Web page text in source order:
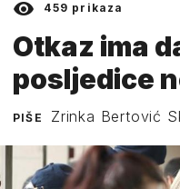
459 prikaza
Otkaz ima
posljedice
PIŠE Zrinka Bertović